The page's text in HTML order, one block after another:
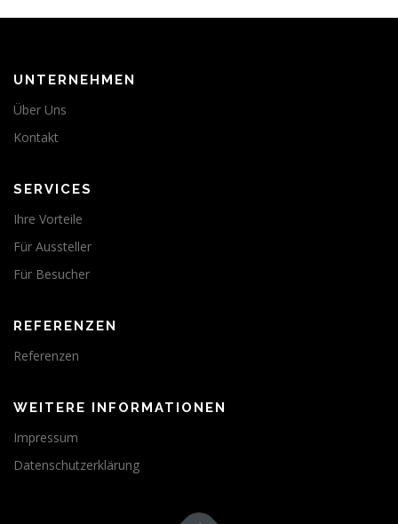
UNTERNEHMEN
Über Uns
Kontakt
SERVICES
Ihre Vorteile
Für Aussteller
Für Besucher
REFERENZEN
Referenzen
WEITERE INFORMATIONEN
Impressum
Datenschutzerklärung